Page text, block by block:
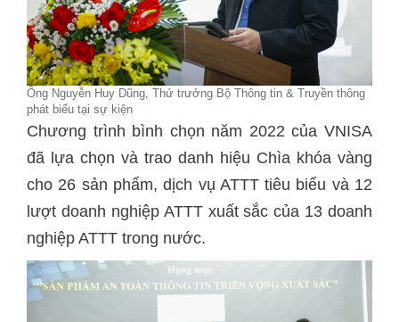
Ông Nguyễn Huy Dũng, Thứ trưởng Bộ Thông tin & Truyền thông
phát biểu tại sự kiện
Chương trình bình chọn năm 2022 của VNISA
đã lựa chọn và trao danh hiệu Chìa khóa vàng
cho 26 sản phẩm, dịch vụ ATTT tiêu biểu và 12
lượt doanh nghiệp ATTT xuất sắc của 13 doanh
nghiệp ATTT trong nước.